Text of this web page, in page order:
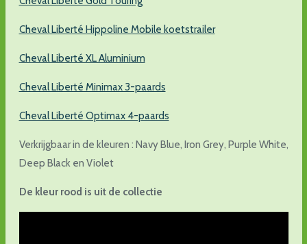
Cheval Liberté Hippoline Mobile koetstrailer
Cheval Liberté XL Aluminium
Cheval Liberté Minimax 3-paards
Cheval Liberté Optimax 4-paards
Verkrijgbaar in de kleuren : Navy Blue, Iron Grey, Purple White,
Deep Black en Violet
De kleur rood is uit de collectie